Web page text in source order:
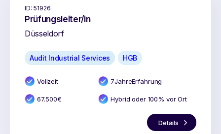
ID: 51926
Prüfungsleiter/in
Düsseldorf
Audit Industrial Services HGB
Vollzeit 7JahreErfahrung
67.500€ Hybrid oder 100% vor Ort
Details